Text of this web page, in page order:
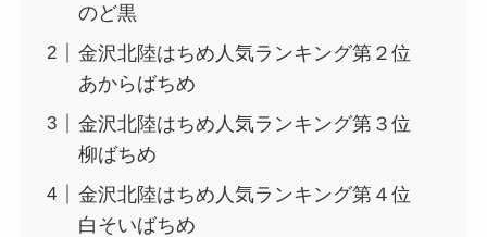
のど黒
金沢北陸はちめ人気ランキング第２位
あからばちめ
金沢北陸はちめ人気ランキング第３位
柳ばちめ
金沢北陸はちめ人気ランキング第４位
白そいばちめ